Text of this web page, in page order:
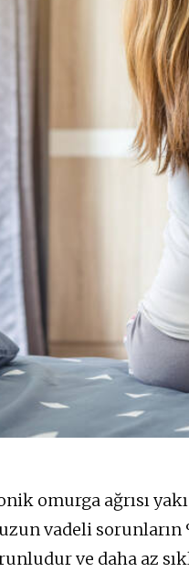
omurga ağrısı
vadeli
ve daha az